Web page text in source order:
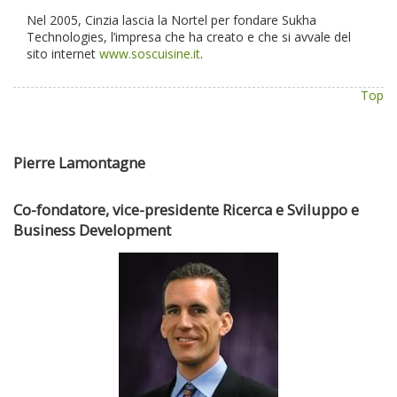
Nel 2005, Cinzia lascia la Nortel per fondare Sukha
Technologies, l’impresa che ha creato e che si avvale del
sito internet www.soscuisine.it.
Top
Pierre Lamontagne
Co-fondatore, vice-presidente Ricerca e Sviluppo e
Business Development